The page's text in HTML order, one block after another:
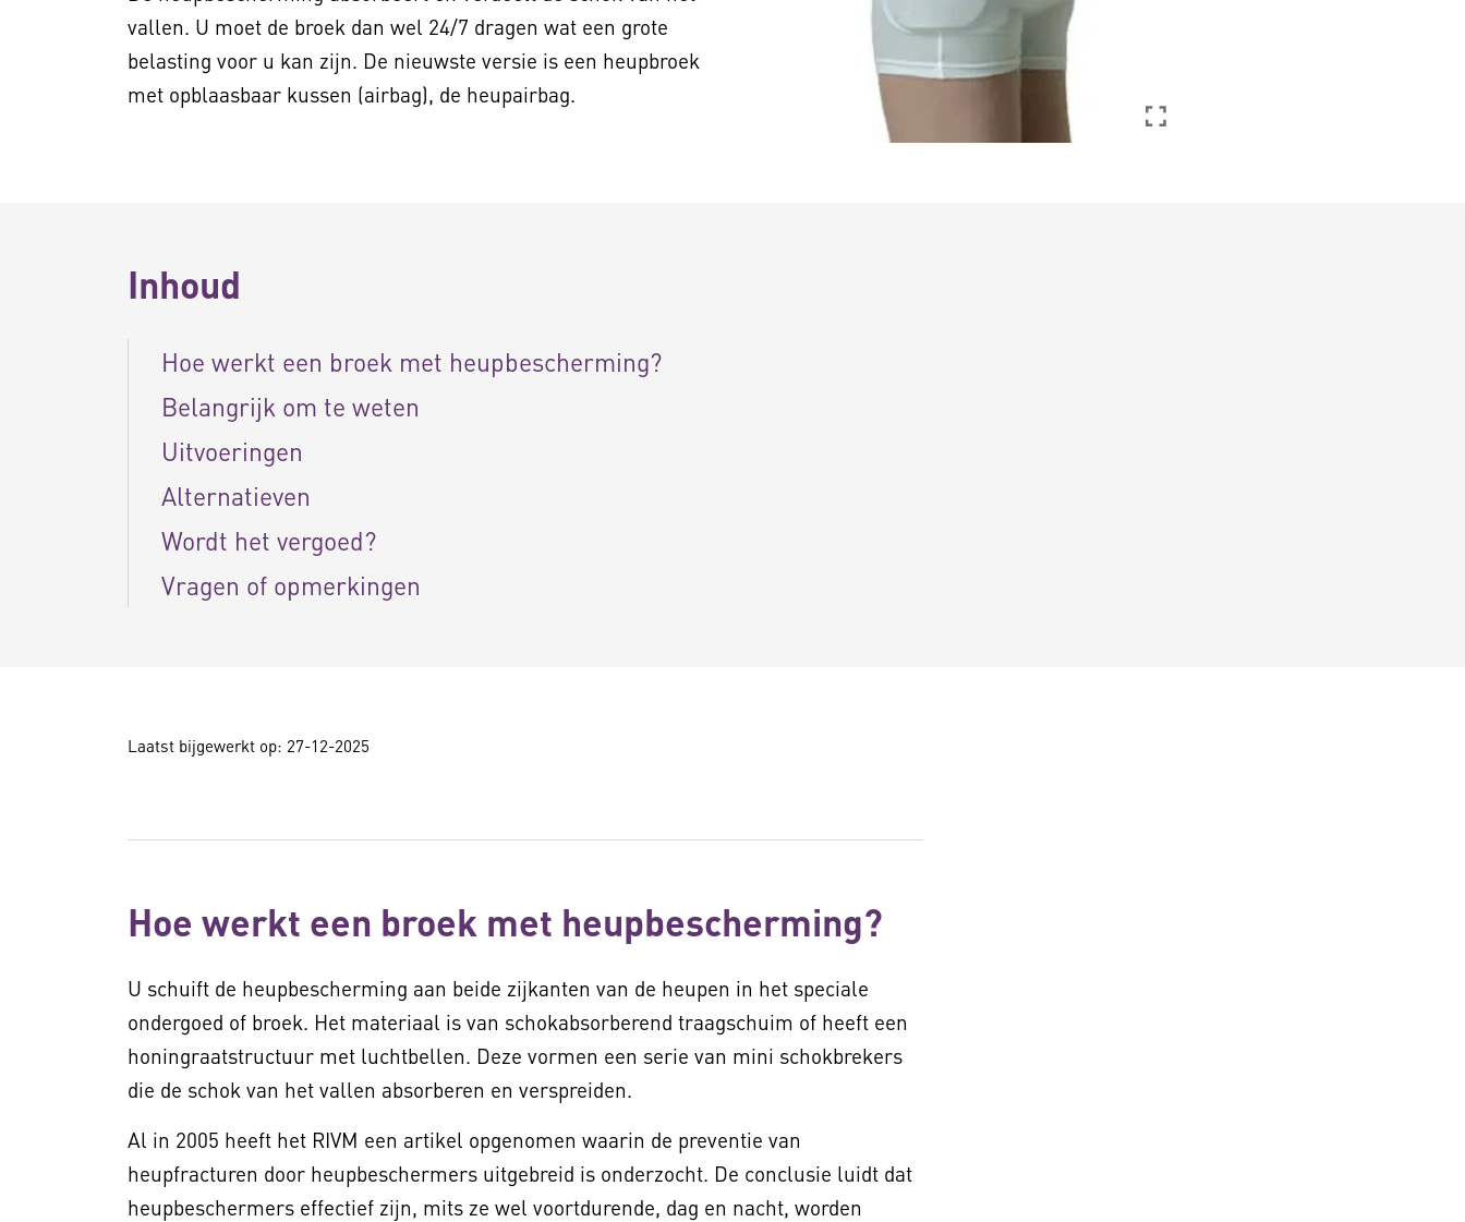
vallen. U moet de broek dan wel 24/7 dragen wat een grote
belasting voor u kan zijn. De nieuwste versie is een heupbroek
met opblaasbaar kussen (airbag), de heupairbag.
Inhoud
Hoe werkt een broek met heupbescherming?
Belangrijk om te weten
Uitvoeringen
Alternatieven
Wordt het vergoed?
Vragen of opmerkingen
Laatst bijgewerkt op: 27-12-2025
Hoe werkt een broek met heupbescherming?
U schuift de heupbescherming aan beide zijkanten van de heupen in het speciale
ondergoed of broek. Het materiaal is van schokabsorberend traagschuim of heeft een
honingraatstructuur met luchtbellen. Deze vormen een serie van mini schokbrekers
die de schok van het vallen absorberen en verspreiden.
Al in 2005 heeft het RIVM een artikel opgenomen waarin de preventie van
heupfracturen door heupbeschermers uitgebreid is onderzocht. De conclusie luidt dat
heupbeschermers effectief zijn, mits ze wel voortdurende, dag en nacht, worden